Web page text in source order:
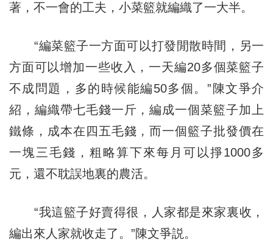
著，不一會的工夫，小菜籃就編織了一大半。
“編菜籃子一方面可以打發閒散時間，另一
方面可以增加一些收入，一天編20多個菜籃子
不成問題，多的時候能編50多個。”陳文爭介
紹，編織帶七毛錢一斤，編成一個菜籃子加上
鐵條，成本在四五毛錢，而一個籃子批發價在
一塊三毛錢，粗略算下來每月可以掙1000多
元，還不耽誤地裏的農活。
“我這籃子好賣得很，人家都是來家裏收，
編出來人家就收走了。”陳文爭説。